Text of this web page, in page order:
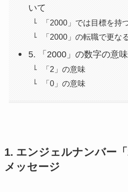
いて
「2000」では目標を持
「2000」の転職で更な
5. 「2000」の数字の意味
「2」の意味
「0」の意味
1. エンジェルナンバー
メッセージ